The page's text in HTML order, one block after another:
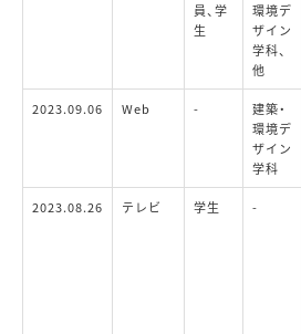
員、学
生
環境デ
ザイン
学科、
他
2023.09.06 Web -
建築・
環境デ
ザイン
学科
2023.08.26 テレビ 学生 -